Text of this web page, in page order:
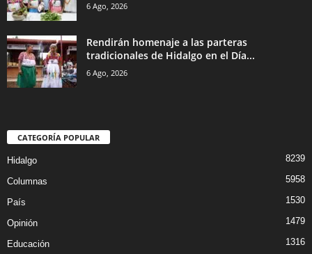
6 Ago, 2026
Rendirán homenaje a las parteras
tradicionales de Hidalgo en el Día...
6 Ago, 2026
CATEGORÍA POPULAR
Hidalgo 8239
Columnas 5958
País 1530
Opinión 1479
Educación 1316